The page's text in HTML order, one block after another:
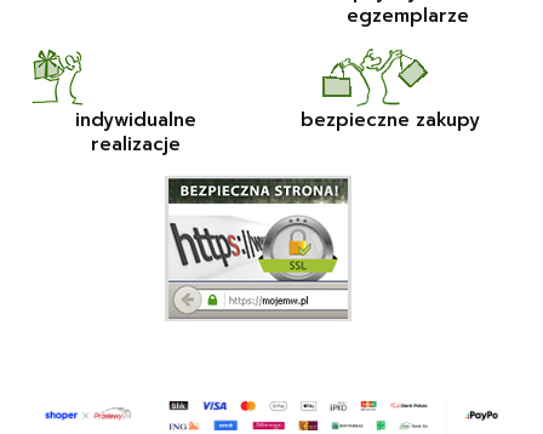
egzemplarze
indywidualne
realizacje
bezpieczne zakupy